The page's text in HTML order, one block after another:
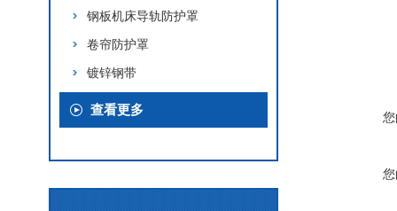
钢板机床导轨防护罩
卷帘防护罩
镀锌钢带
查看更多